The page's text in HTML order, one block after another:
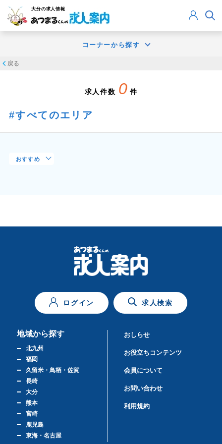
大分の求人情報
コーナーから探す
戻る
求人件数 0 件
すべてのエリア
ログイン 求人検索
地域から探す
北九州
福岡
久留米・鳥栖・佐賀
長崎
大分
熊本
宮崎
鹿児島
東海・名古屋
おしらせ
お役立ちコンテンツ
会員について
お問い合わせ
利用規約